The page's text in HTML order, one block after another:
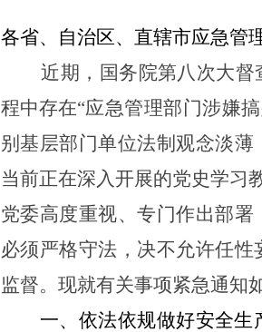
各省、自治区、直辖市应急管
近期，国务院第八次大督
程中存在“应急管理部门涉嫌
别基层部门单位法制观念淡
当前正在深入开展的党史学习
党委高度重视、专门作出部
必须严格守法，决不允许任
监督。现就有关事项紧急通知
一、依法依规做好安全